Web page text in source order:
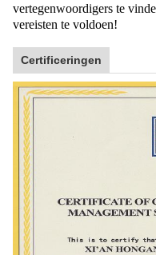
vertegenwoordigers te
vereisten te voldoen!
Certificeringen